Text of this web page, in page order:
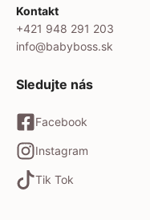
Kontakt
+421 948 291 203
info@babyboss.sk
Sledujte nás
Facebook
Instagram
Tik Tok